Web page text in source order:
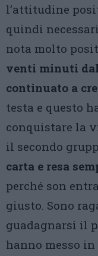
l’attitudine
quindi
nota molto
venti minuti
continuato a
testa e questo
conquistare la
il secondo
carta e resa
perché son
giusto. Sono
guadagnarsi il
hanno messo